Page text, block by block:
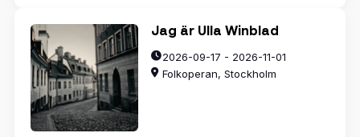
Jag är Ulla Winblad
2026-09-17 - 2026-11-01
Folkoperan, Stockholm